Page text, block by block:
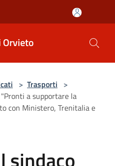
Orvieto
> Trasporti >
a supportare la
con Ministero, Trenitalia e